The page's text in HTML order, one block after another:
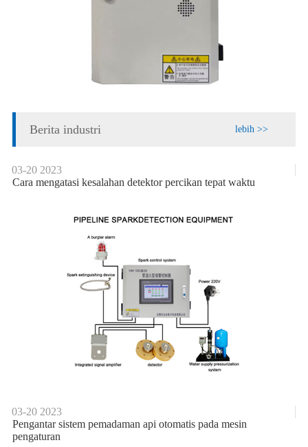
Berita industri lebih >>
03-20 2023
Cara mengatasi kesalahan detektor percikan tepat waktu
03-20 2023
Pengantar sistem pemadaman api otomatis pada mesin
pengaturan